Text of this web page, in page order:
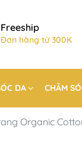
Freeship
Đơn hàng từ 300K
DA CHĂM
Organic